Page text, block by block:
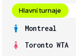
Hlavní turnaje
Montreal
Toronto WTA